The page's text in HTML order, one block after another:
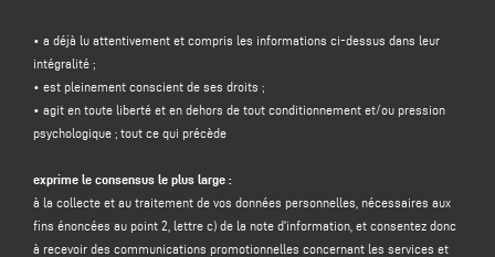
adresse électronique :
dpo.voilap@amicadpo.eu
2. DONNÉES À CARACTÈRE PERSONNEL TRAITÉES, FINALITÉ DU TRAITEMENT
ET BASE JURIDIQUE
Le contrôleur traitera vos données personnelles d'identification et de contact
province, état, adresse électronique, numéro de téléphone) directement
fournies par vous en remplissant le formulaire de collecte de données dans la
section "
CONTACTS"
sur le site Web du contrôleur (www.emmegi.com, le
"site").
• a déjà lu attentivement et compris les informations ci-dessus dans leur
intégralité ;
• est pleinement conscient de ses droits ;
• agit en toute liberté et en dehors de tout conditionnement et/ou pression
psychologique ; tout ce qui précède
exprime le consensus le plus large :
à la collecte et au traitement de vos données personnelles, nécessaires aux
fins énoncées au point 2, lettre c) de la note d'information, et consentez donc
à recevoir des communications promotionnelles concernant les services et